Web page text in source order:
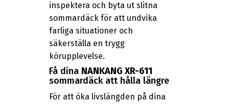
inspektera och byta ut slitna
sommardäck för att undvika
farliga situationer och
säkerställa en trygg
körupplevelse.
Få dina NANKANG XR-611
sommardäck att hålla längre
För att öka livslängden på dina